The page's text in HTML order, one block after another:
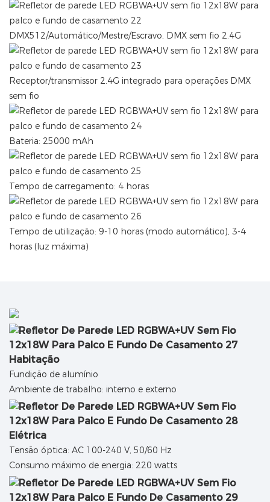
DMX512/Automático/Mestre/Escravo, DMX sem fio 2.4G
Receptor/transmissor 2.4G integrado para operações DMX
sem fio
Bateria: 25000 mAh
Tempo de carregamento: 4 horas
Tempo de utilização: 9-10 horas (modo automático), 3-4
horas (luz máxima)
Habitação
Fundição de alumínio
Ambiente de trabalho: interno e externo
Elétrica
Tensão óptica: AC 100-240 V, 50/60 Hz
Consumo máximo de energia: 220 watts